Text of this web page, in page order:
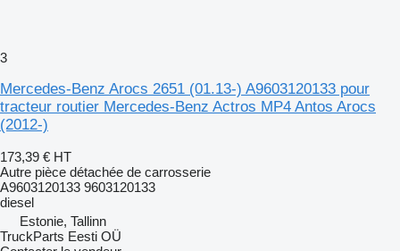
3
Mercedes-Benz Arocs 2651 (01.13-) A9603120133 pour
tracteur routier Mercedes-Benz Actros MP4 Antos Arocs
(2012-)
173,39 € HT
Autre pièce détachée de carrosserie
A9603120133 9603120133
diesel
Estonie, Tallinn
TruckParts Eesti OÜ